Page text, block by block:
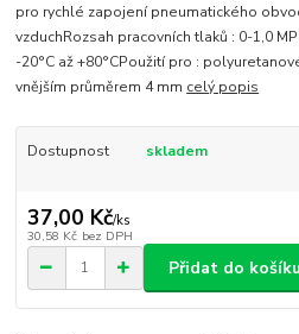
pro rychlé zapojení pneumatického
vzduchRozsah pracovních tlaků : 0-1,0
-20°C až +80°CPoužití pro :
vnějším průměrem 4 mm celý popis
Dostupnost skladem
37,00 Kč/ks
30,58 Kč bez DPH
Přidat do košíku